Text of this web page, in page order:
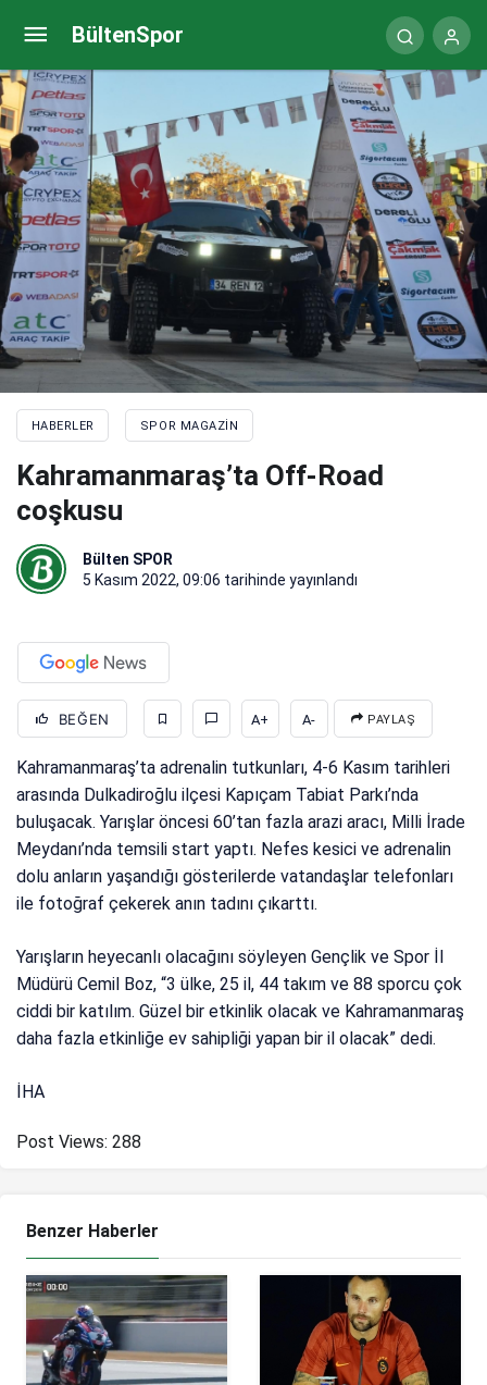
BültenSpor
HABERLER SPOR MAGAZIN
Kahramanmaraş’ta Off-Road
coşkusu
Bülten SPOR
5 Kasım 2022, 09:06 tarihinde yayınlandı
BEĞEN A+ A- PAYLAŞ
Kahramanmaraş’ta adrenalin tutkunları, 4-6 Kasım tarihleri
arasında Dulkadiroğlu ilçesi Kapıçam Tabiat Parkı’nda
buluşacak. Yarışlar öncesi 60’tan fazla arazi aracı, Milli İrade
Meydanı’nda temsili start yaptı. Nefes kesici ve adrenalin
dolu anların yaşandığı gösterilerde vatandaşlar telefonları
ile fotoğraf çekerek anın tadını çıkarttı.
Yarışların heyecanlı olacağını söyleyen Gençlik ve Spor İl
Müdürü Cemil Boz, “3 ülke, 25 il, 44 takım ve 88 sporcu çok
ciddi bir katılım. Güzel bir etkinlik olacak ve Kahramanmaraş
daha fazla etkinliğe ev sahipliği yapan bir il olacak” dedi.
İHA
Post Views: 288
Benzer Haberler
Fenerbahçe Yüksek Divan Kurulu Toplantısı başladı